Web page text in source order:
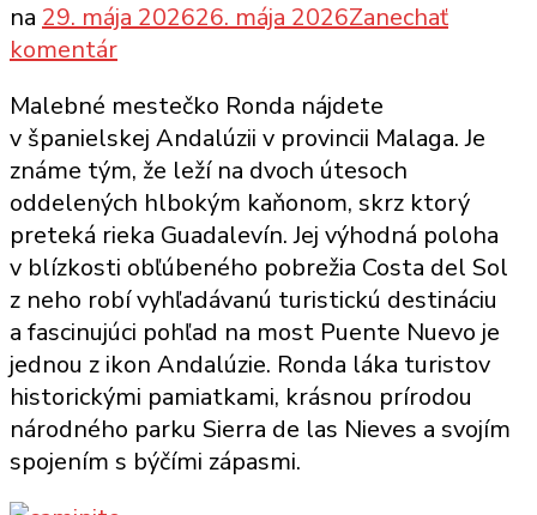
na 29. mája 202626. mája 2026Zanechať
komentárk
Ronda
a
Setenil
de
las
Bodegas:
andalúzske
biele
mestečká
Malebné mestečko Ronda nájdete
v španielskej Andalúzii v provincii Malaga. Je
známe tým, že leží na dvoch útesoch
oddelených hlbokým kaňonom, skrz ktorý
preteká rieka Guadalevín. Jej výhodná poloha
v blízkosti obľúbeného pobrežia Costa del Sol
z neho robí vyhľadávanú turistickú destináciu
a fascinujúci pohľad na most Puente Nuevo je
jednou z ikon Andalúzie. Ronda láka turistov
historickými pamiatkami, krásnou prírodou
národného parku Sierra de las Nieves a svojím
spojením s býčími zápasmi.